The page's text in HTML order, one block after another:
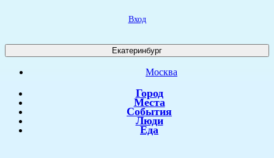
Вход
Екатеринбург
Москва
Город
Места
События
Люди
Еда